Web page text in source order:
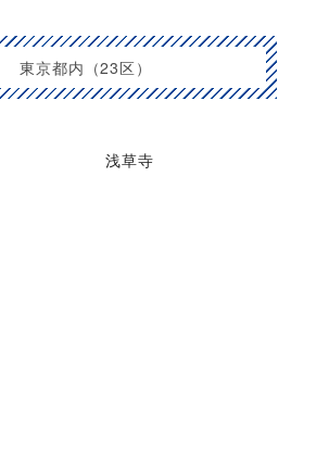
東京都内（23区）
浅草寺